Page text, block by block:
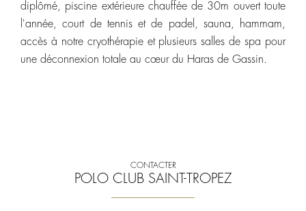
diplômé, piscine extérieure chauffée de 30m ouvert toute
l'année, court de tennis et de padel, sauna, hammam,
accès à notre cryothérapie et plusieurs salles de spa pour
une déconnexion totale au cœur du Haras de Gassin.
CONTACTER
POLO CLUB SAINT-TROPEZ